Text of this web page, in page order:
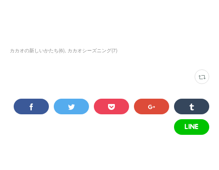
カカオの新しいかたち(6) カカオシーズニング(7)